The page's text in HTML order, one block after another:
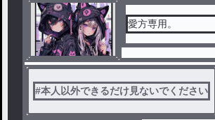
愛方専用。
#本人以外できるだけ見ないでください